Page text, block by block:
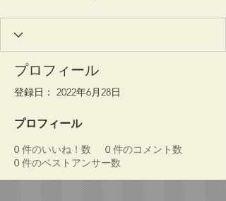
プロフィール
登録日： 2022年6月28日
プロフィール
0 件のいいね！数 0 件のコメント数
0 件のベストアンサー数